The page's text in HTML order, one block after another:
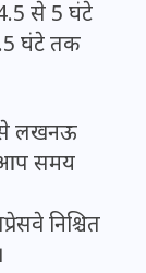
से 5 घंटे
घंटे तक
से लखनऊ
आप समय
निश्चित